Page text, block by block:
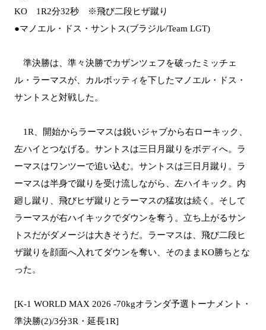
KO 1R2分32秒 ※飛び二段ヒザ蹴り
●マノエル・ドス・サントス(ブラジル/Team LGT)
準決勝は、準々決勝でカザンツェフを破ったミッチェ
ル・ラーマスが、カルボッティを下したマノエル・ドス・
サントスと対戦した。
1R、開始からラーマスは鋭いジャブから右ローキック、
左ハイとつなげる。サントスは三日月蹴りをボディへ。ラ
ーマスはワンツーで追い込む。サントスは三日月蹴り。ラ
ーマスは半身で蹴りを受け流しながら、左ハイキック。内
廻し蹴り、飛びヒザ蹴りとラーマスの猛攻は続く。そして
ラーマスが右ハイキックでダウンを奪う。立ち上がるサン
トスだがダメージは大きそうだ。ラーマスは、飛び二段ヒ
ザ蹴りを顔面へ入れてダウンを奪い、そのままKO勝ちとな
った。
[K-1 WORLD MAX 2026 -70kgオランダ予選トーナメント・
準決勝(2)/3分3R・延長1R]